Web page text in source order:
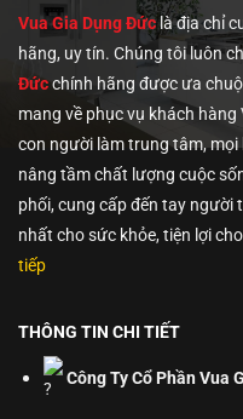
Vua Gia Dụng Đứclà địa chỉ
hãng, uy tín. Chúng tôiluôn
Đứcchính hãng được ưa
mang về phục vụ khách
con người làm trung tâm,
nâng tầm chất lượng cuộc
phối, cung cấp đến tay người
nhất cho sức khỏe, tiện lợi
tiếp
THÔNG TIN CHI TIẾT
Công Ty Cổ Phần Vua